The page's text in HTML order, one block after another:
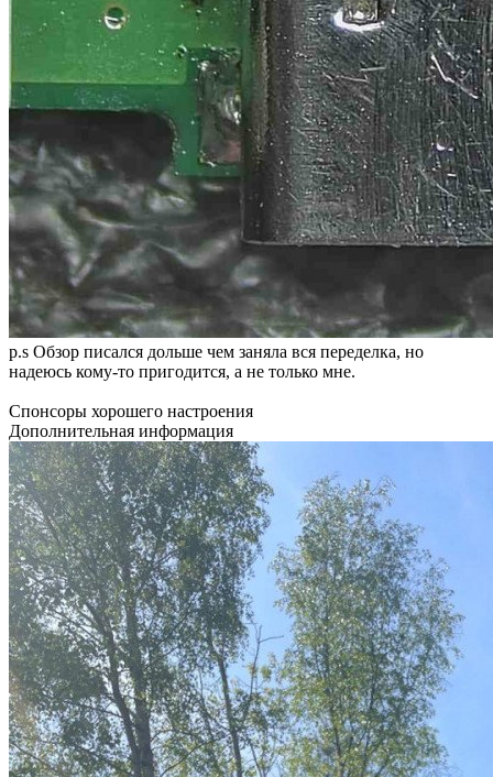
p.s Обзор писался дольше чем заняла вся переделка, но
надеюсь кому-то пригодится, а не только мне.
Спонсоры хорошего настроения
Дополнительная информация